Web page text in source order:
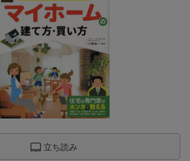
立ち読み